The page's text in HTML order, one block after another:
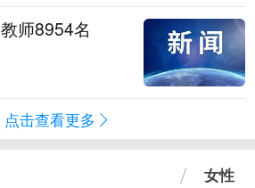
师8954名
点击查看更多
女性